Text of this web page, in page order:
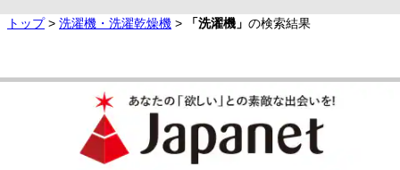
トップ> 洗濯機・洗濯乾燥機 > 「洗濯機」 の検索結果